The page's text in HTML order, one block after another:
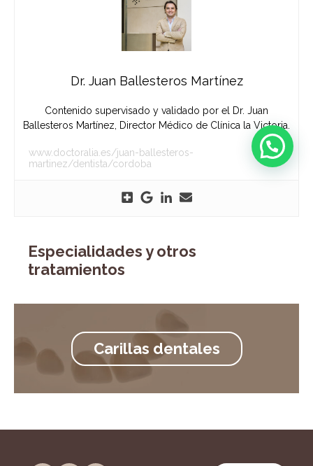
Dr. Juan Ballesteros Martínez
Contenido supervisado y validado por el Dr. Juan
Ballesteros Martínez, Director Médico de Clínica la Victoria.
www.doctoralia.es/juan-ballesteros-
martinez/dentista/cordoba
Especialidades y otros
tratamientos
Carillas dentales